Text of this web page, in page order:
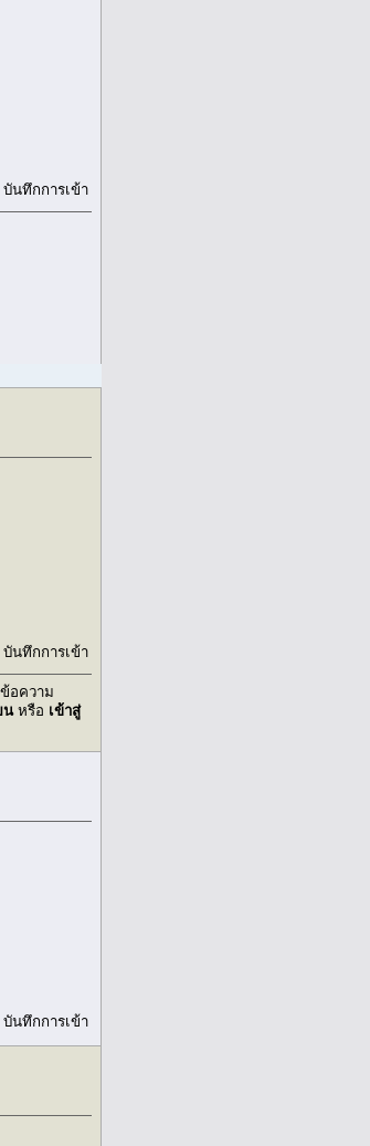
บันทึกการเข้า
บันทึกการเข้า
อความ
นหรือ เข้าสู่
บันทึกการเข้า